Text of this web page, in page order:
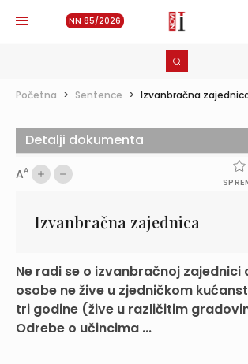
NN 85/2026
Početna > Sentence > Izvanbračna
AA
Izvanbračna zajednica
Ne radi se o izvanbračnoj zajednici
osobe ne žive u zjedničkom
tri godine (žive u različitim
Odrebe o učincima ...
Detalji dokumenta